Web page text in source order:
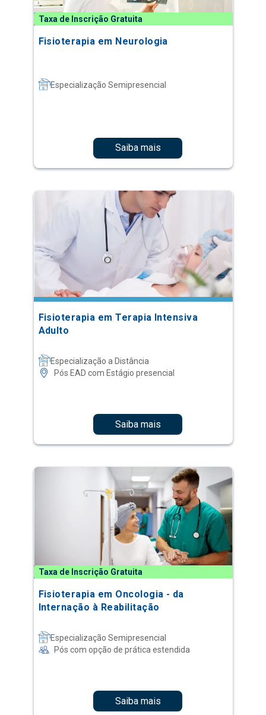
Taxa de Inscrição Gratuita
Fisioterapia em Neurologia
Especialização Semipresencial
Saiba mais
Fisioterapia em Terapia Intensiva
Adulto
Especialização a Distância
Pós EAD com Estágio presencial
Saiba mais
Taxa de Inscrição Gratuita
Fisioterapia em Oncologia - da
Internação à Reabilitação
Especialização Semipresencial
Pós com opção de prática estendida
Saiba mais